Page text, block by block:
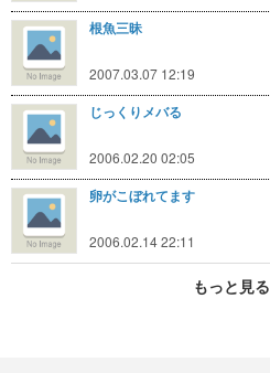
根魚三昧
2007.03.07 12:19
じっくりメバる
2006.02.20 02:05
卵がこぼれてます
2006.02.14 22:11
もっと見る